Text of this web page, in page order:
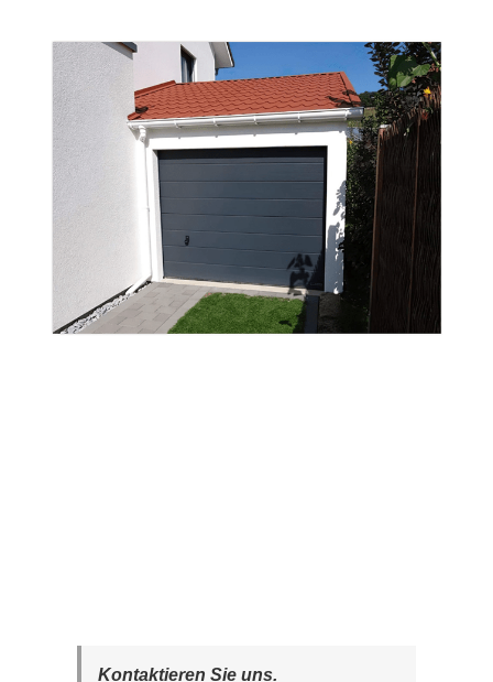
Kontaktieren Sie uns.